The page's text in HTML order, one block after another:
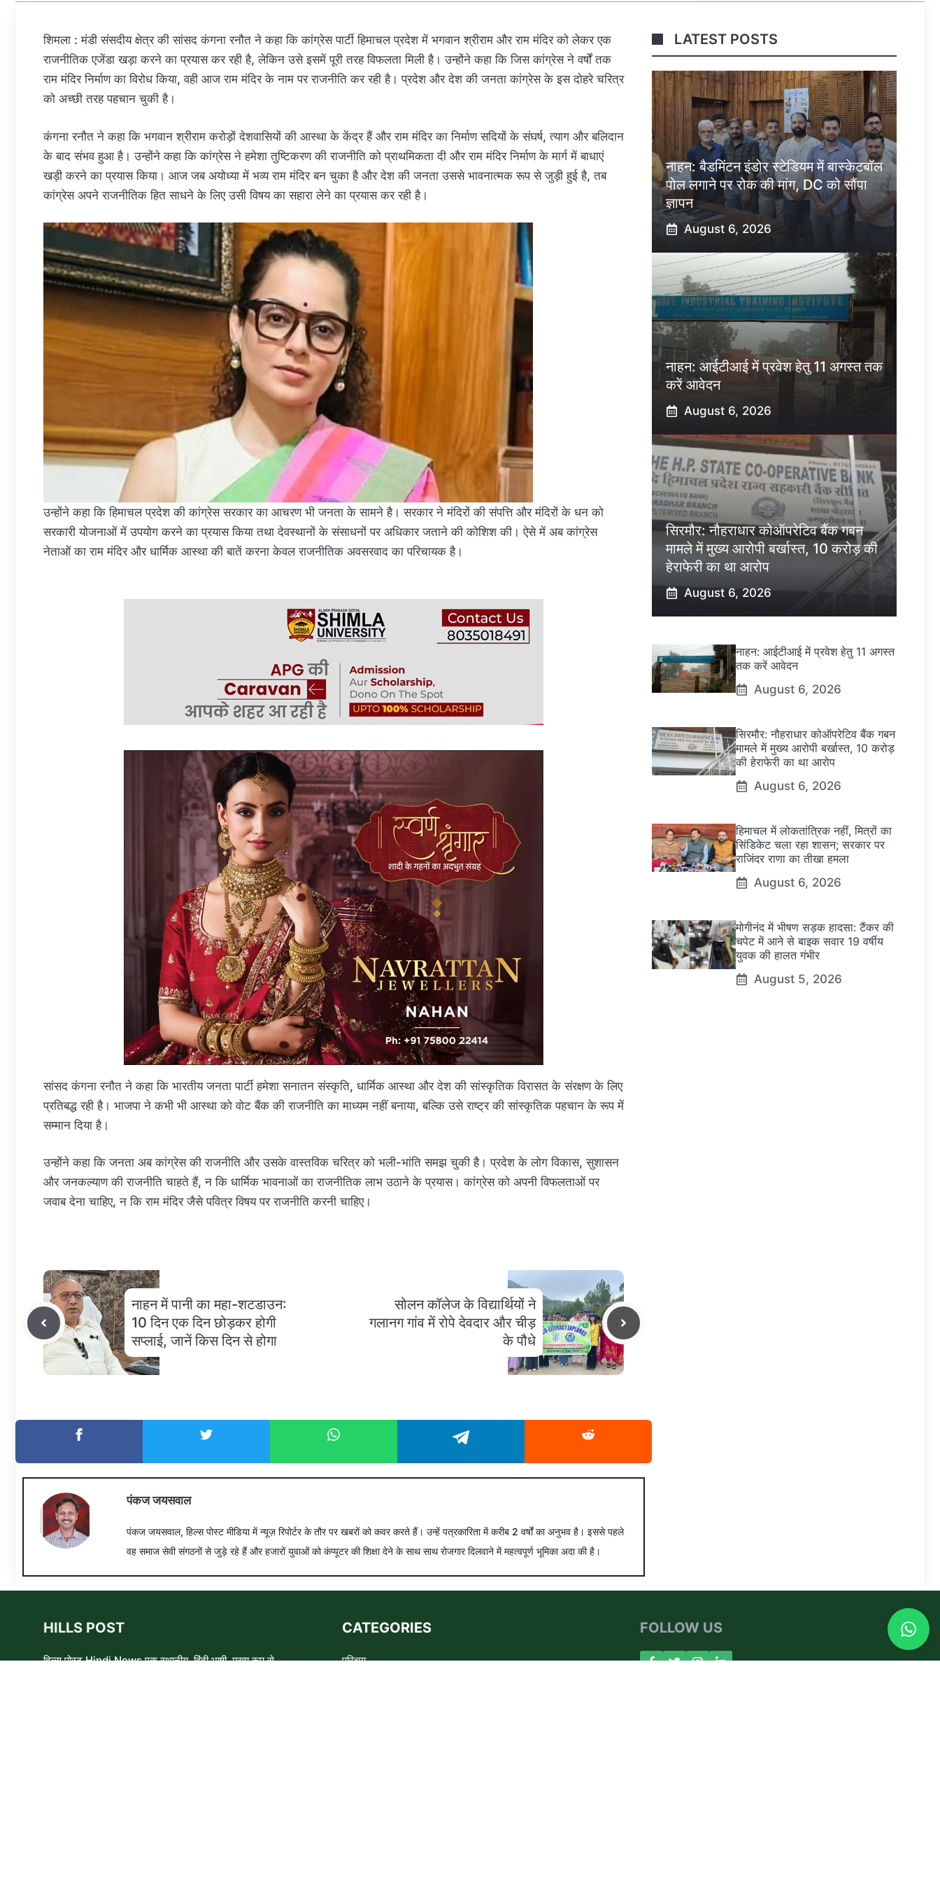
शिमला : मंडी संसदीय क्षेत्र की सांसद कंगना रनौत ने कहा कि कांग्रेस पार्टी हिमाचल प्रदेश में भगवान श्रीराम और राम मंदिर को लेकर एक
राजनीतिक एजेंडा खड़ा करने का प्रयास कर रही है, लेकिन उसे इसमें पूरी तरह विफलता मिली है। उन्होंने कहा कि जिस कांग्रेस ने वर्षों तक
राम मंदिर निर्माण का विरोध किया, वही आज राम मंदिर के नाम पर राजनीति कर रही है। प्रदेश और देश की जनता कांग्रेस के इस दोहरे चरित्र
को अच्छी तरह पहचान चुकी है।
कंगना रनौत ने कहा कि भगवान श्रीराम करोड़ों देशवासियों की आस्था के केंद्र हैं और राम मंदिर का निर्माण सदियों के संघर्ष, त्याग और बलिदान
के बाद संभव हुआ है। उन्होंने कहा कि कांग्रेस ने हमेशा तुष्टिकरण की राजनीति को प्राथमिकता दी और राम मंदिर निर्माण के मार्ग में बाधाएं
खड़ी करने का प्रयास किया। आज जब अयोध्या में भव्य राम मंदिर बन चुका है और देश की जनता उससे भावनात्मक रूप से जुड़ी हुई है, तब
कांग्रेस अपने राजनीतिक हित साधने के लिए उसी विषय का सहारा लेने का प्रयास कर रही है।
उन्होंने कहा कि हिमाचल प्रदेश की कांग्रेस सरकार का आचरण भी जनता के सामने है। सरकार ने मंदिरों की संपत्ति और मंदिरों के धन को
सरकारी योजनाओं में उपयोग करने का प्रयास किया तथा देवस्थानों के संसाधनों पर अधिकार जताने की कोशिश की। ऐसे में अब कांग्रेस
नेताओं का राम मंदिर और धार्मिक आस्था की बातें करना केवल राजनीतिक अवसरवाद का परिचायक है।
सांसद कंगना रनौत ने कहा कि भारतीय जनता पार्टी हमेशा सनातन संस्कृति, धार्मिक आस्था और देश की सांस्कृतिक विरासत के संरक्षण के लिए
प्रतिबद्ध रही है। भाजपा ने कभी भी आस्था को वोट बैंक की राजनीति का माध्यम नहीं बनाया, बल्कि उसे राष्ट्र की सांस्कृतिक पहचान के रूप में
सम्मान दिया है।
उन्होंने कहा कि जनता अब कांग्रेस की राजनीति और उसके वास्तविक चरित्र को भली-भांति समझ चुकी है। प्रदेश के लोग विकास, सुशासन
और जनकल्याण की राजनीति चाहते हैं, न कि धार्मिक भावनाओं का राजनीतिक लाभ उठाने के प्रयास। कांग्रेस को अपनी विफलताओं पर
जवाब देना चाहिए, न कि राम मंदिर जैसे पवित्र विषय पर राजनीति करनी चाहिए।
नाहन में पानी का महा-शटडाउन:
10 दिन एक दिन छोड़कर होगी
सप्लाई, जानें किस दिन से होगा
सोलन कॉलेज के विद्यार्थियों ने
गलानग गांव में रोपे देवदार और चीड़
के पौधे
पंकज जयसवाल
पंकज जयसवाल, हिल्स पोस्ट मीडिया में न्यूज़ रिपोर्टर के तौर पर खबरों को कवर करते हैं। उन्हें पत्रकारिता में करीब 2 वर्षों का अनुभव है। इससे पहले
वह समाज सेवी संगठनों से जुड़े रहे हैं और हजारों युवाओं को कंप्यूटर की शिक्षा देने के साथ साथ रोजगार दिलवाने में महत्वपूर्ण भूमिका अदा की है।
LATEST POSTS
नाहन: बैडमिंटन इंडोर स्टेडियम में बास्केटबॉल
पोल लगाने पर रोक की मांग, DC को सौंपा
ज्ञापन
August 6, 2026
नाहन: आईटीआई में प्रवेश हेतु 11 अगस्त तक
करें आवेदन
August 6, 2026
सिरमौर: नौहराधार कोऑपरेटिव बैंक गबन
मामले में मुख्य आरोपी बर्खास्त, 10 करोड़ की
हेराफेरी का था आरोप
August 6, 2026
नाहन: आईटीआई में प्रवेश हेतु 11 अगस्त
तक करें आवेदन
August 6, 2026
सिरमौर: नौहराधार कोऑपरेटिव बैंक गबन
मामले में मुख्य आरोपी बर्खास्त, 10 करोड़
की हेराफेरी का था आरोप
August 6, 2026
हिमाचल में लोकतांत्रिक नहीं, मित्रों का
सिंडिकेट चला रहा शासन; सरकार पर
राजिंदर राणा का तीखा हमला
August 6, 2026
मोगीनंद में भीषण सड़क हादसा: टैंकर की
चपेट में आने से बाइक सवार 19 वर्षीय
युवक की हालत गंभीर
August 5, 2026
HILLS POST
हिल्स पोस्ट Hindi News एक स्थानीय, हिंदी भाषी, मुख्य रूप से
CATEGORIES
परिचय
FOLLOW US